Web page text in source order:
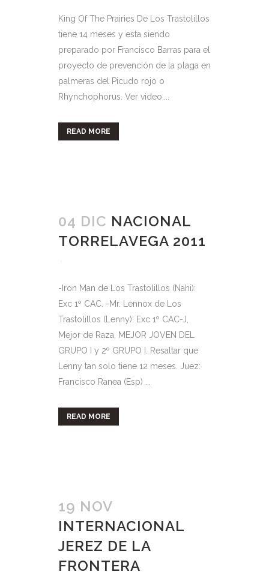
King Of The Prairies De Los Trastolillos
tiene 14 meses y esta siendo
preparado por Francisco Barras para el
proyecto de prevención de la plaga en
palmeras del Picudo rojo o
Rhynchophorus. Ver video....
READ MORE
04 DIC NACIONAL
TORRELAVEGA 2011
-Iron Man de Los Trastolillos (Nahi):
Exc 1º CAC. -Mr. Lennox de Los
Trastolillos (Lenny): Exc 1º CAC-J,
Mejor de Raza, MEJOR JOVEN DEL
GRUPO I y 2º GRUPO I. Resaltar que
Lenny tan solo tiene 12 meses. Juez:
Francisco Ranea (Esp) ...
READ MORE
19 NOV
INTERNACIONAL
JEREZ DE LA
FRONTERA